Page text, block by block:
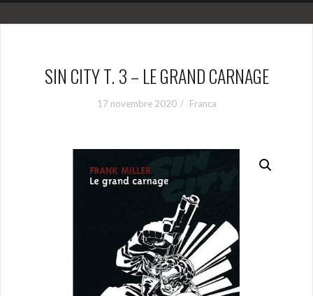
SIN CITY T. 3 – LE GRAND CARNAGE
17 novembre 2020 Franca